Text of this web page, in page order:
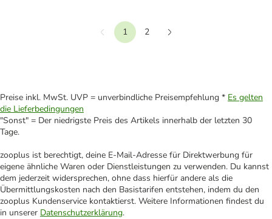
Vorherige
1
2
Preise inkl. MwSt. UVP = unverbindliche Preisempfehlung * Es gelten
die Lieferbedingungen
"Sonst" = Der niedrigste Preis des Artikels innerhalb der letzten 30
Tage.
zooplus ist berechtigt, deine E-Mail-Adresse für Direktwerbung für
eigene ähnliche Waren oder Dienstleistungen zu verwenden. Du kannst
dem jederzeit widersprechen, ohne dass hierfür andere als die
Übermittlungskosten nach den Basistarifen entstehen, indem du den
zooplus Kundenservice kontaktierst. Weitere Informationen findest du
in unserer Datenschutzerklärung.